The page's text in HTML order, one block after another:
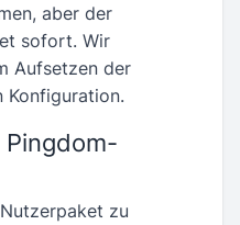
aber der
sofort. Wir
Aufsetzen der
Konfiguration.
zu